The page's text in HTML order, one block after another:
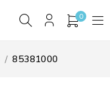
0
/ 85381000